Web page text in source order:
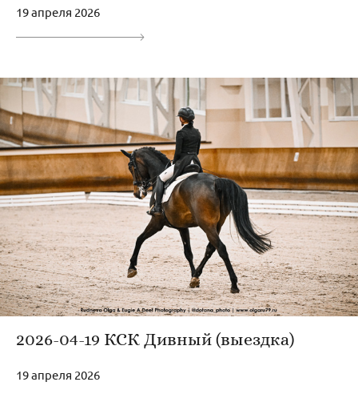
19 апреля 2026
2026-04-19 КСК Дивный (выездка)
19 апреля 2026